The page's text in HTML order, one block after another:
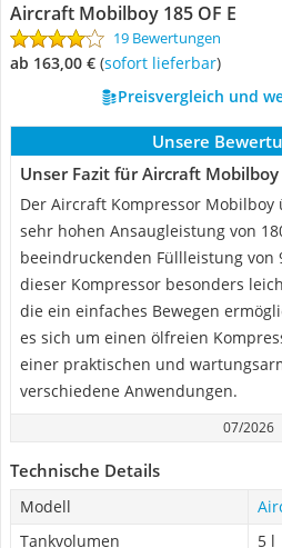
Aircraft Mobilboy 185 OF E
19 Bewertungen
ab 163,00 € ( Sofort lieferbar)
Preisvergleich und
Unsere
Unser Fazit für Aircraft Mobilboy
Der Aircraft Kompressor
sehr hohen Ansaugleistung von
beeindruckenden Füllleistung von
dieser Kompressor besonders
die ein einfaches Bewegen
es sich um einen ölfreien
einer praktischen und
verschiedene Anwendungen.
07/2026
Technische Details
Modell
Tankvolumen
5 l